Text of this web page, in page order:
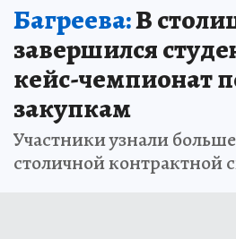
Багреева:В
завершился
кейс-чемпионат
закупкам
Участники узнали
столичной контрактной